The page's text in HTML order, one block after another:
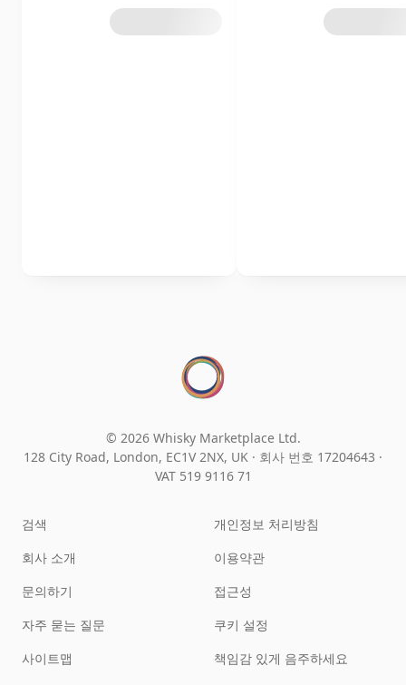
© 2026 Whisky Marketplace Ltd.
128 City Road, London, EC1V 2NX, UK · 회사 번호 17204643 ·
VAT 519 9116 71
검색
회사 소개
문의하기
자주 묻는 질문
사이트맵
개인정보 처리방침
이용약관
접근성
쿠키 설정
책임감 있게 음주하세요